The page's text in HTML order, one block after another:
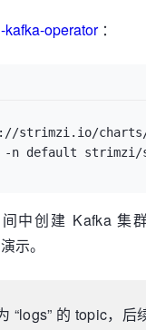
kafka-operator：
strimzi.io/
中创建 Kafka 集
示。
“logs” 的 topic，后